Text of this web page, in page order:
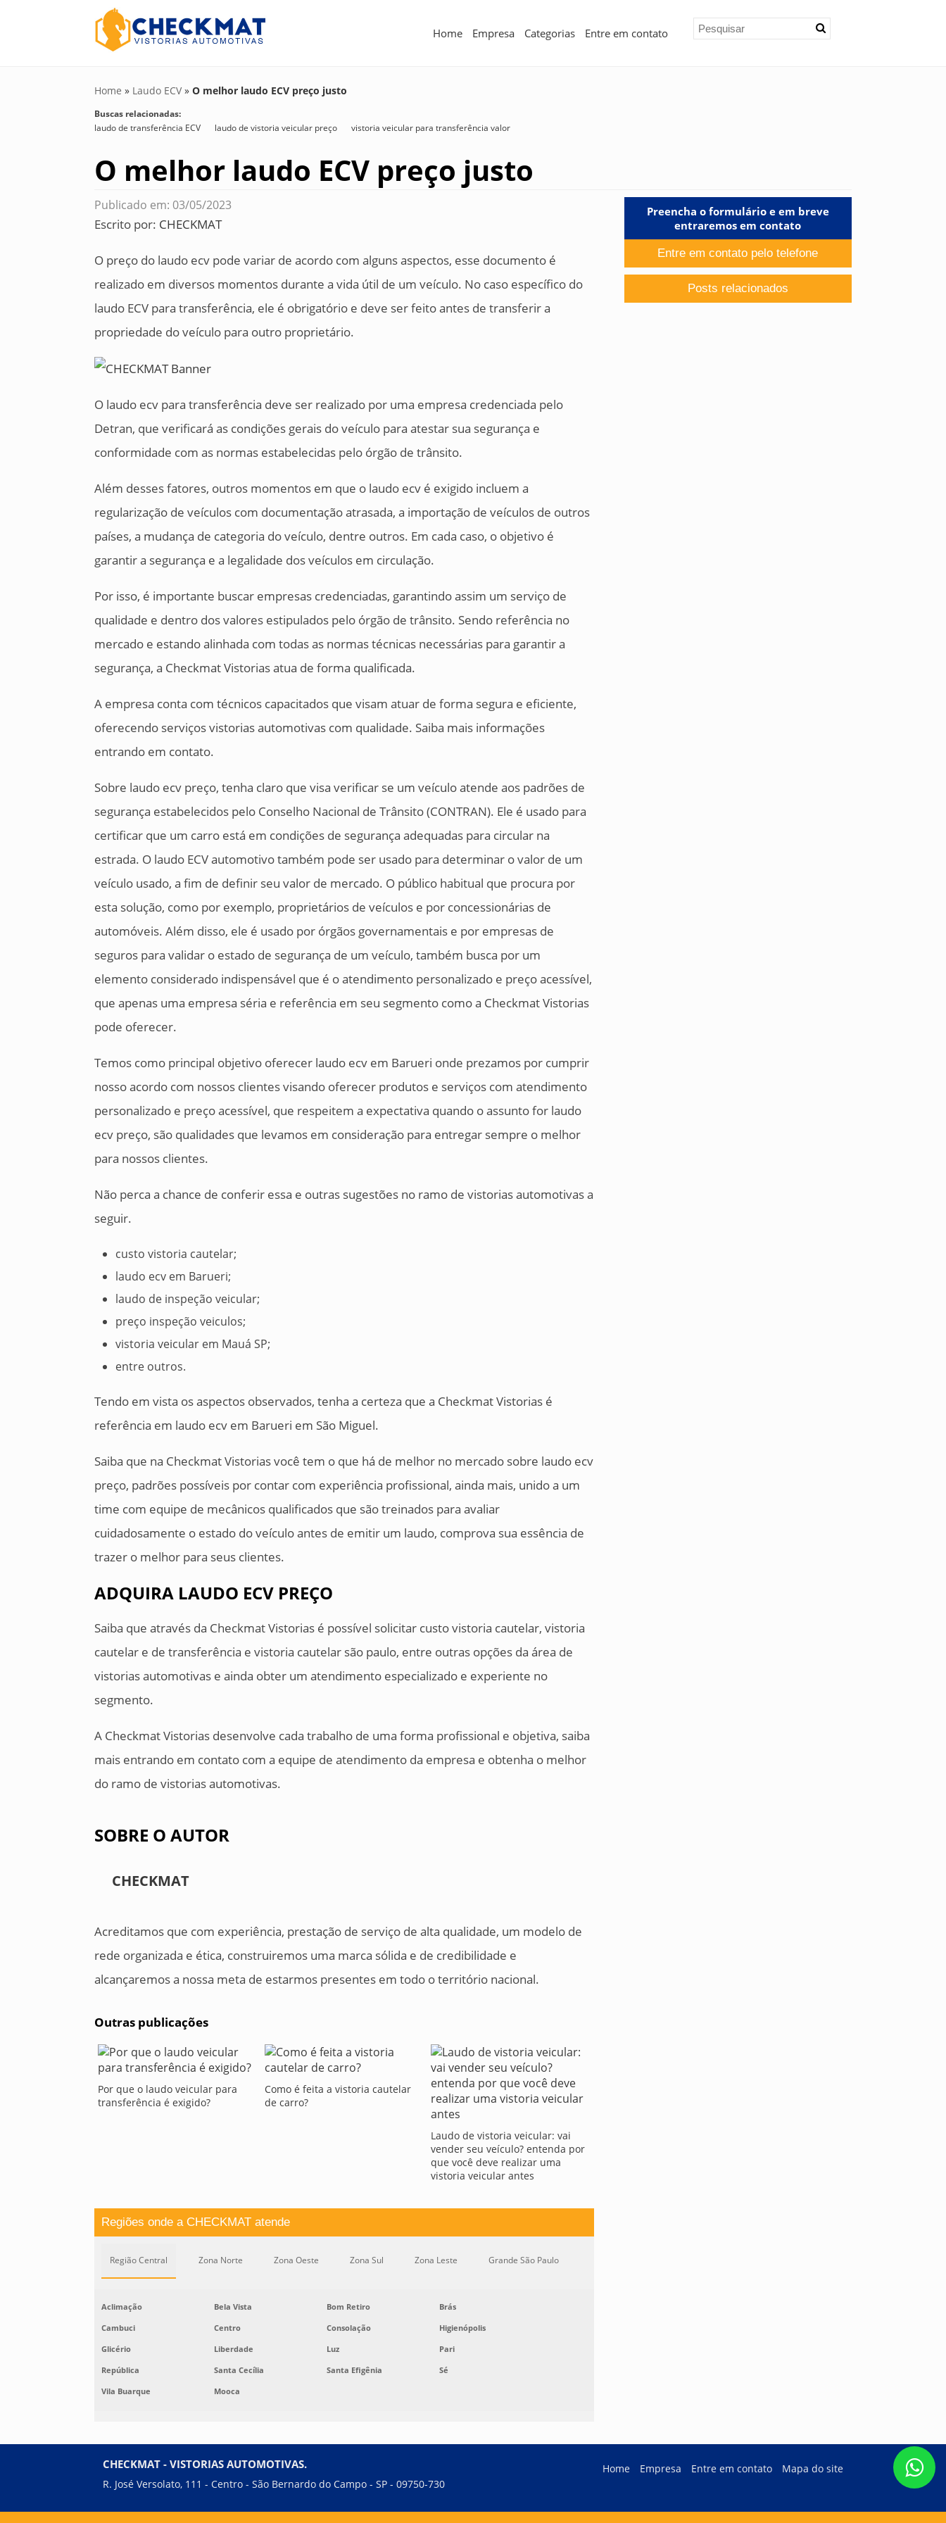
Home Empresa Categorias Entre em contato
Home » Laudo ECV »O melhor laudo ECV preço justo
Buscas relacionadas:
laudo de transferência ECV
laudo de vistoria veicular preço vistoria veicular para transferência valor
O melhor laudo ECV preço justo
Publicado em: 03/05/2023
Escrito por: CHECKMAT
O preço do laudo ecv pode variar de acordo com alguns aspectos, esse documento é
realizado em diversos momentos durante a vida útil de um veículo. No caso específico do
laudo ECV para transferência, ele é obrigatório e deve ser feito antes de transferir a
propriedade do veículo para outro proprietário.
O laudo ecv para transferência deve ser realizado por uma empresa credenciada pelo
Detran, que verificará as condições gerais do veículo para atestar sua segurança e
conformidade com as normas estabelecidas pelo órgão de trânsito.
Além desses fatores, outros momentos em que o laudo ecv é exigido incluem a
regularização de veículos com documentação atrasada, a importação de veículos de outros
países, a mudança de categoria do veículo, dentre outros. Em cada caso, o objetivo é
garantir a segurança e a legalidade dos veículos em circulação.
Por isso, é importante buscar empresas credenciadas, garantindo assim um serviço de
qualidade e dentro dos valores estipulados pelo órgão de trânsito. Sendo referência no
mercado e estando alinhada com todas as normas técnicas necessárias para garantir a
segurança, a Checkmat Vistorias atua de forma qualificada.
A empresa conta com técnicos capacitados que visam atuar de forma segura e eficiente,
oferecendo serviços vistorias automotivas com qualidade. Saiba mais informações
entrando em contato.
Sobre laudo ecv preço, tenha claro que visa verificar se um veículo atende aos padrões de
segurança estabelecidos pelo Conselho Nacional de Trânsito (CONTRAN). Ele é usado para
certificar que um carro está em condições de segurança adequadas para circular na
estrada. O laudo ECV automotivo também pode ser usado para determinar o valor de um
veículo usado, a fim de definir seu valor de mercado. O público habitual que procura por
esta solução, como por exemplo, proprietários de veículos e por concessionárias de
automóveis. Além disso, ele é usado por órgãos governamentais e por empresas de
seguros para validar o estado de segurança de um veículo, também busca por um
elemento considerado indispensável que é o atendimento personalizado e preço acessível,
que apenas uma empresa séria e referência em seu segmento como a Checkmat Vistorias
pode oferecer.
Temos como principal objetivo oferecer laudo ecv em Barueri onde prezamos por cumprir
nosso acordo com nossos clientes visando oferecer produtos e serviços com atendimento
personalizado e preço acessível, que respeitem a expectativa quando o assunto for laudo
ecv preço, são qualidades que levamos em consideração para entregar sempre o melhor
para nossos clientes.
Não perca a chance de conferir essa e outras sugestões no ramo de vistorias automotivas a
seguir.
custo vistoria cautelar;
laudo ecv em Barueri;
laudo de inspeção veicular;
preço inspeção veiculos;
vistoria veicular em Mauá SP;
entre outros.
Tendo em vista os aspectos observados, tenha a certeza que a Checkmat Vistorias é
referência em laudo ecv em Barueri em São Miguel.
Saiba que na Checkmat Vistorias você tem o que há de melhor no mercado sobre laudo ecv
preço, padrões possíveis por contar com experiência profissional, ainda mais, unido a um
time com equipe de mecânicos qualificados que são treinados para avaliar
cuidadosamente o estado do veículo antes de emitir um laudo, comprova sua essência de
trazer o melhor para seus clientes.
ADQUIRA LAUDO ECV PREÇO
Saiba que através da Checkmat Vistorias é possível solicitar custo vistoria cautelar, vistoria
cautelar e de transferência e vistoria cautelar são paulo, entre outras opções da área de
vistorias automotivas e ainda obter um atendimento especializado e experiente no
segmento.
A Checkmat Vistorias desenvolve cada trabalho de uma forma profissional e objetiva, saiba
mais entrando em contato com a equipe de atendimento da empresa e obtenha o melhor
do ramo de vistorias automotivas.
SOBRE O AUTOR
CHECKMAT
Acreditamos que com experiência, prestação de serviço de alta qualidade, um modelo de
rede organizada e ética, construiremos uma marca sólida e de credibilidade e
alcançaremos a nossa meta de estarmos presentes em todo o território nacional.
Outras publicações
Por que o laudo veicular para
transferência é exigido?
Como é feita a vistoria cautelar
de carro?
Laudo de vistoria veicular: vai
vender seu veículo? entenda por
que você deve realizar uma
vistoria veicular antes
Regiões onde a CHECKMAT atende
Região Central Zona Norte Zona Oeste Zona Sul Zona Leste Grande São Paulo
Aclimação Bela Vista Bom Retiro
Brás
Cambuci
Centro Consolação
Higienópolis
Glicério
Liberdade Luz
Pari
República
Santa Cecília Santa Efigênia
Sé
Vila Buarque
Mooca
Preencha o formulário e em breve
entraremos em contato
Entre em contato pelo telefone
Posts relacionados
CHECKMAT - VISTORIAS AUTOMOTIVAS.
R. José Versolato, 111 - Centro - São Bernardo do Campo - SP - 09750-730
Home Empresa Entre em contato Mapa do site